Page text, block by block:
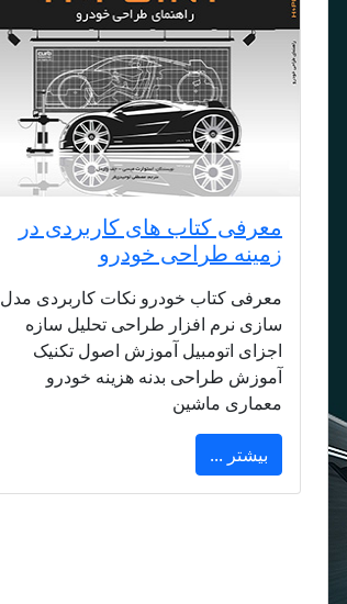
معرفی کتاب های کاربردی در
زمینه طراحی خودرو
معرفی کتاب خودرو نکات کاربردی مدل
سازی نرم افزار طراحی تحلیل سازه
اجزای اتومبیل آموزش اصول تکنیک
آموزش طراحی بدنه هزینه خودرو
معماری ماشین
بیشتر ...